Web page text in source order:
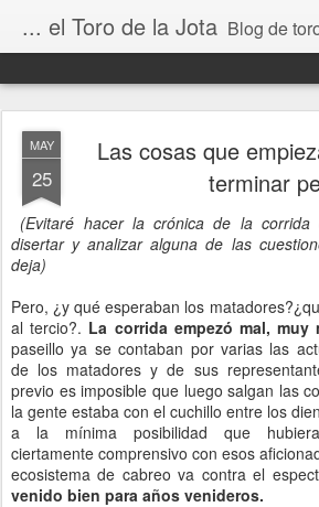
... el Toro de la Jota Blog de
MAY
25
Las cosas que
terminar
(Evitaré hacer la crónica de la
disertar y analizar alguna de las
deja)
Pero, ¿y qué esperaban los
al tercio?. La corrida empezó mal, muy
paseillo ya se contaban por varias las
de los matadores y de sus
previo es imposible que luego salgan las
la gente estaba con el cuchillo entre los
a la mínima posibilidad que
ciertamente comprensivo con esos
ecosistema de cabreo va contra el
venido bien para años venideros.